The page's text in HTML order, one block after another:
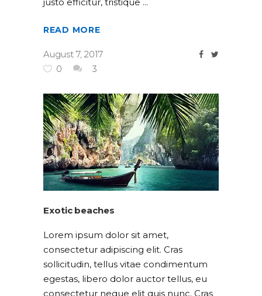
READ MORE
August 7, 2017
0
3
Exotic beaches
Lorem ipsum dolor sit amet,
consectetur adipiscing elit. Cras
sollicitudin, tellus vitae condimentum
egestas, libero dolor auctor tellus, eu
consectetur neque elit quis nunc. Cras